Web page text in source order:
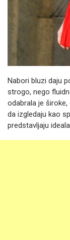
Nabori bluzi daju
strogo, nego
odabrala je
da izgledaju kao
predstavljaju